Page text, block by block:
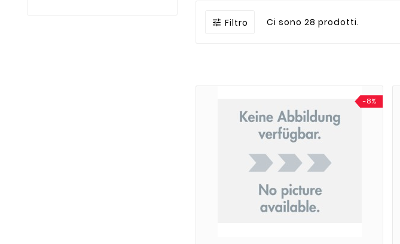
 Filtro Ci sono 28 prodotti.
-8%